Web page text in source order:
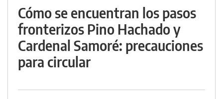
Cómo se encuentran los pasos
fronterizos Pino Hachado y
Cardenal Samoré: precauciones
para circular